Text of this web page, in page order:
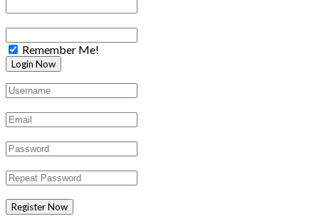
Remember Me!
Register Now